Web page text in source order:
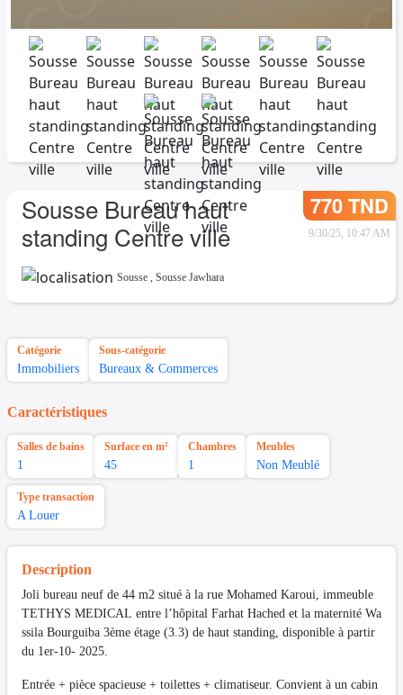
Sousse Bureau haut
standing Centre ville
770 TND
9/30/25, 10:47 AM
Sousse , Sousse Jawhara
Catégorie
Immobiliers
Sous-catégorie
Bureaux & Commerces
Caractéristiques
Salles de bains
1
Surface en m²
45
Chambres
1
Meubles
Non Meublé
Type transaction
A Louer
Description
Joli bureau neuf de 44 m2 situé à la rue Mohamed Karoui, immeuble
TETHYS MEDICAL entre l’hôpital Farhat Hached et la maternité Wa
ssila Bourguiba 3ème étage (3.3) de haut standing, disponible à partir
du 1er-10- 2025.
Entrée + pièce spacieuse + toilettes + climatiseur. Convient à un cabin